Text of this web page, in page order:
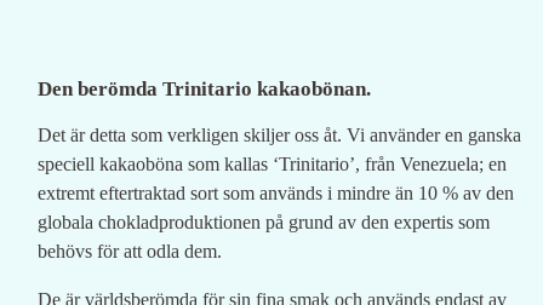
Den berömda Trinitario kakaobönan.
Det är detta som verkligen skiljer oss åt. Vi använder en ganska
speciell kakaoböna som kallas ‘Trinitario’, från Venezuela; en
extremt eftertraktad sort som används i mindre än 10 % av den
globala chokladproduktionen på grund av den expertis som
behövs för att odla dem.
De är världsberömda för sin fina smak och används endast av